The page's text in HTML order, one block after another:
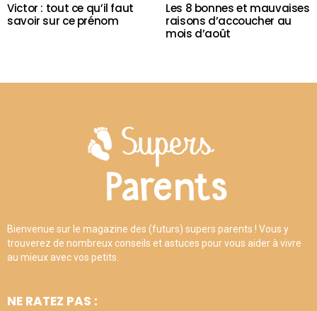
Victor : tout ce qu’il faut
savoir sur ce prénom
Les 8 bonnes et mauvaises
raisons d’accoucher au
mois d’août
Bienvenue sur le magazine des (futurs) supers parents ! Vous y
trouverez de nombreux conseils et astuces pour vous aider à vivre
au mieux avec vos petits.
NE RATEZ PAS :